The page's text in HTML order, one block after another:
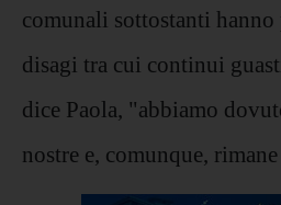
comunali sottostanti
disagi tra cui continui
dice Paola, "abbiamo
nostre e, comunque,